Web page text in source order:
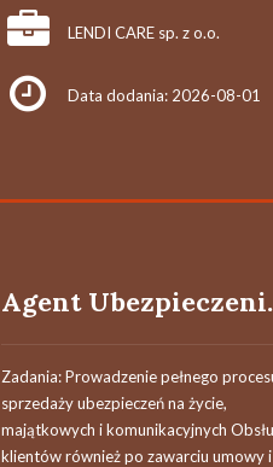
LENDI CARE sp. z o.o.
Data dodania: 2026-08-01
Agent
Zadania: Prowadzenie pełnego
sprzedaży ubezpieczeń na życie,
majątkowych i komunikacyjnych
klientów również po zawarciu umowy i